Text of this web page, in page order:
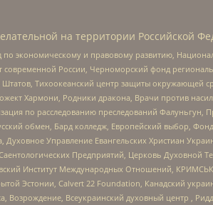
на территории Российской
экономическому и правовому развитию,
России, Черноморский фонд
Тихоокеанский центр защиты окружающей
Хармони, Родники дракона, Врачи против
по расследованию преследований Фалуньгун,
обмен, Бард колледж, Европейский выбор, Фонд
Управление Евангельских Христиан
Предприятий, Церковь Духовной
Институт Международных Отношений,
Эстонии, Calvert 22 Foundation, Канадский
Всеукраинский духовный центр ,